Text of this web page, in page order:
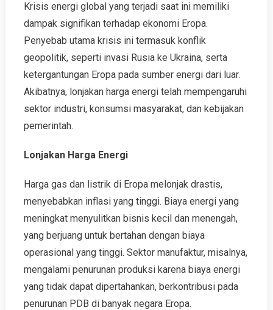
Krisis energi global yang terjadi saat ini memiliki
dampak signifikan terhadap ekonomi Eropa.
Penyebab utama krisis ini termasuk konflik
geopolitik, seperti invasi Rusia ke Ukraina, serta
ketergantungan Eropa pada sumber energi dari luar.
Akibatnya, lonjakan harga energi telah mempengaruhi
sektor industri, konsumsi masyarakat, dan kebijakan
pemerintah.
Lonjakan Harga Energi
Harga gas dan listrik di Eropa melonjak drastis,
menyebabkan inflasi yang tinggi. Biaya energi yang
meningkat menyulitkan bisnis kecil dan menengah,
yang berjuang untuk bertahan dengan biaya
operasional yang tinggi. Sektor manufaktur, misalnya,
mengalami penurunan produksi karena biaya energi
yang tidak dapat dipertahankan, berkontribusi pada
penurunan PDB di banyak negara Eropa.